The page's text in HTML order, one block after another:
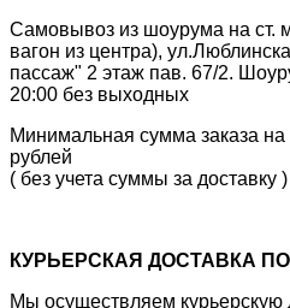
Самовывоз из шоурума на ст.
вагон из центра),
пассаж" 2 этаж пав. 67/2.
20:00 без выходных
Минимальная сумма заказа
рублей
( без учета суммы за доставку )
КУРЬЕРСКАЯ ДОСТАВКА
Мы осуществляем